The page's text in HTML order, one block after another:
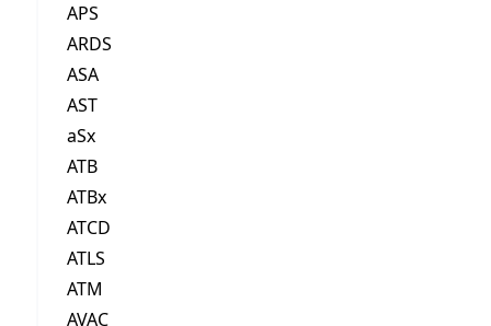
APS
ARDS
ASA
AST
aSx
ATB
ATBx
ATCD
ATLS
ATM
AVAC